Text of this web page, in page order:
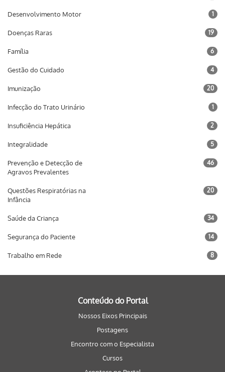
Desenvolvimento Motor 1
Doenças Raras 19
Família 6
Gestão do Cuidado 4
Imunização 20
Infecção do Trato Urinário 1
Insuficiência Hepática 2
Integralidade 5
Prevenção e Detecção de
Agravos Prevalentes
46
Questões Respiratórias na
Infância
20
Saúde da Criança 34
Segurança do Paciente 14
Trabalho em Rede 8
Conteúdo do Portal
Nossos Eixos Principais
Postagens
Encontro com o Especialista
Cursos